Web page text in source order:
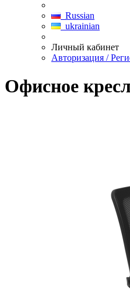
Russian
ukrainian
Личный кабинет
Авторизация /
Офисное